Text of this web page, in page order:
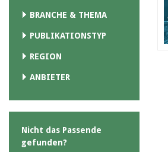
BRANCHE & THEMA
PUBLIKATIONSTYP
REGION
ANBIETER
Nicht das Passende
gefunden?